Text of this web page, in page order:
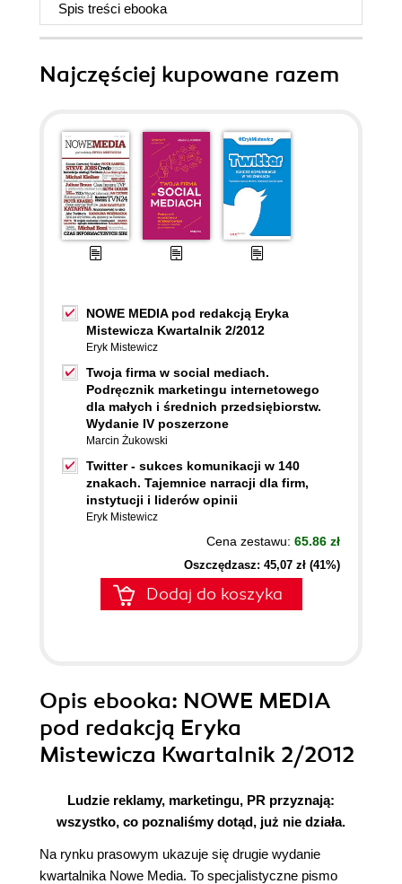
Spis treści ebooka
Najczęściej kupowane razem
NOWE MEDIA pod redakcją Eryka
Mistewicza Kwartalnik 2/2012
Eryk Mistewicz
Twoja firma w social mediach.
Podręcznik marketingu internetowego
dla małych i średnich przedsiębiorstw.
Wydanie IV poszerzone
Marcin Żukowski
Twitter - sukces komunikacji w 140
znakach. Tajemnice narracji dla firm,
instytucji i liderów opinii
Eryk Mistewicz
Cena zestawu: 65.86 zł
Oszczędzasz: 45,07 zł (41%)
Dodaj do koszyka
Opis ebooka: NOWE MEDIA
pod redakcją Eryka
Mistewicza Kwartalnik 2/2012
Ludzie reklamy, marketingu, PR przyznają:
wszystko, co poznaliśmy dotąd, już nie działa.
Na rynku prasowym ukazuje się drugie wydanie
kwartalnika Nowe Media. To specjalistyczne pismo